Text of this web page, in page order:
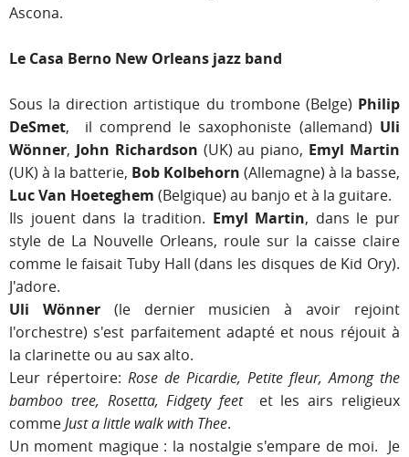
Ascona.
Le Casa Berno New Orleans jazz band
Sous la direction artistique du trombone (Belge) Philip
DeSmet, il comprend le saxophoniste (allemand) Uli
Wönner, John Richardson (UK) au piano, Emyl Martin
(UK) à la batterie, Bob Kolbehorn (Allemagne) à la basse,
Luc Van Hoeteghem (Belgique) au banjo et à la guitare.
Ils jouent dans la tradition. Emyl Martin, dans le pur
style de La Nouvelle Orleans, roule sur la caisse claire
comme le faisait Tuby Hall (dans les disques de Kid Ory).
J'adore.
Uli Wönner(le dernier musicien à avoir rejoint
l'orchestre) s'est parfaitement adapté et nous réjouit à
la clarinette ou au sax alto.
Leur répertoire: Rose de Picardie, Petite fleur, Among the
bamboo tree, Rosetta, Fidgety feet et les airs religieux
commeJust a little walk with Thee.
Un moment magique : la nostalgie s'empare de moi. Je